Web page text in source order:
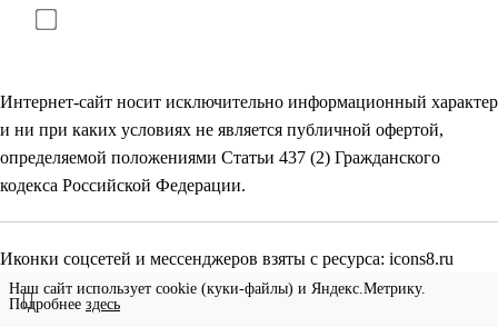
Интернет-сайт носит исключительно информационный характер
и ни при каких условиях не является публичной офертой,
определяемой положениями Статьи 437 (2) Гражданского
кодекса Российской Федерации.
Иконки соцсетей и мессенджеров взяты с ресурса: icons8.ru
Наш сайт использует cookie (куки-файлы) и Яндекс.Метрику.
Подробнее здесь